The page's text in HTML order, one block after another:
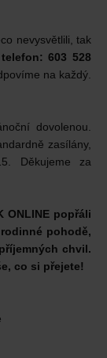
nevysvětlili, tak
603 528
na každý.
dovolenou.
zasílány,
Děkujeme za
ONLINE popřáli
pohodě,
chvil.
co si přejete!